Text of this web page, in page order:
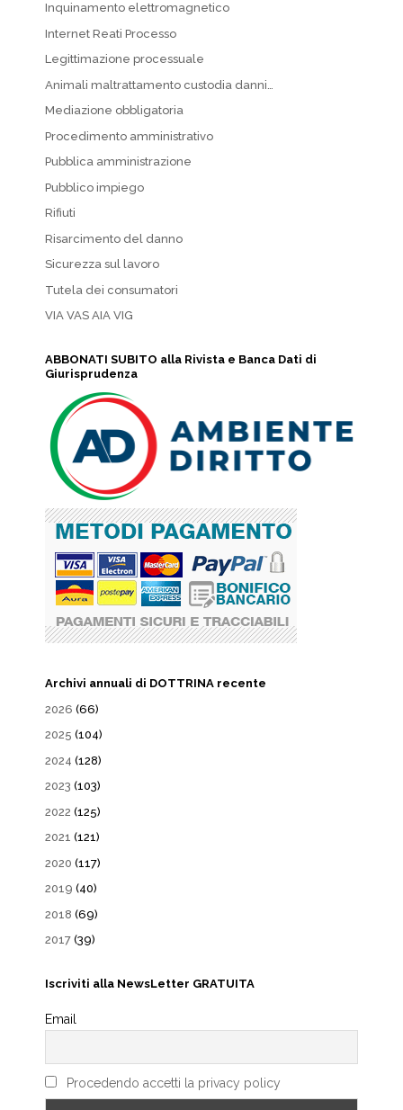
Inquinamento elettromagnetico
Internet Reati Processo
Legittimazione processuale
Animali maltrattamento custodia danni…
Mediazione obbligatoria
Procedimento amministrativo
Pubblica amministrazione
Pubblico impiego
Rifiuti
Risarcimento del danno
Sicurezza sul lavoro
Tutela dei consumatori
VIA VAS AIA VIG
ABBONATI SUBITO alla Rivista e Banca Dati di
Giurisprudenza
Archivi annuali di DOTTRINA recente
2026 (66)
2025 (104)
2024 (128)
2023 (103)
2022 (125)
2021 (121)
2020 (117)
2019 (40)
2018 (69)
2017 (39)
Iscriviti alla NewsLetter GRATUITA
Email
Procedendo accetti la privacy policy